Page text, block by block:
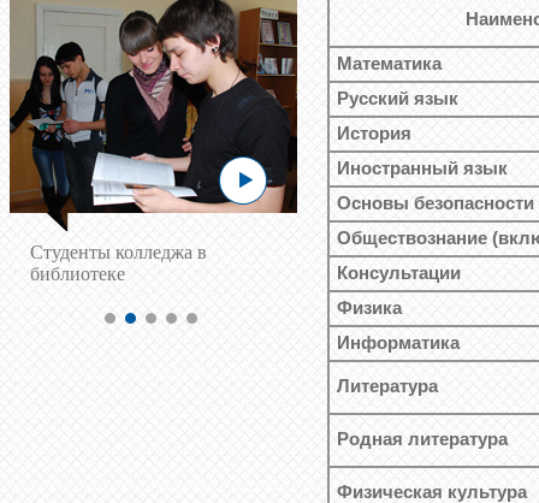
Cтуденты колледжа в
библиотеке
Математика
Русский язык
История
Иностранный язык
Основы безопасности
Обществознание
Консультации
Физика
Информатика
Литература
Родная литература
Физическая культура